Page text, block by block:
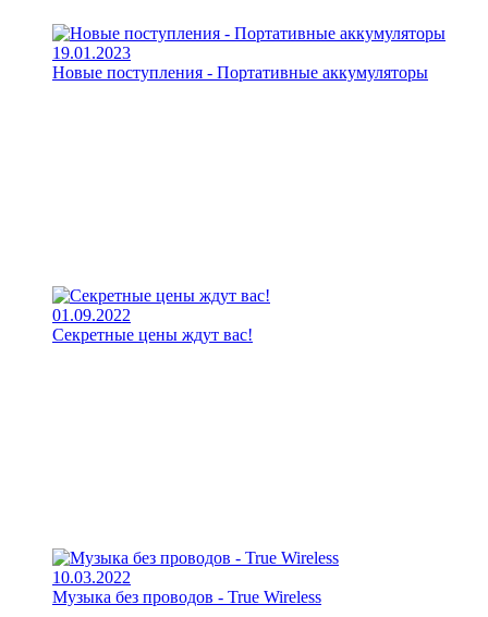
19.01.2023
Новые поступления - Портативные аккумуляторы
01.09.2022
Секретные цены ждут вас!
10.03.2022
Музыка без проводов - True Wireless